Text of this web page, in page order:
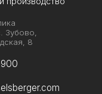
Зубово,
8